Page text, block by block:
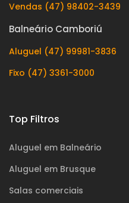
Vendas (47) 98402-3439
Balneário Camboriú
Aluguel (47) 99981-3836
Fixo (47) 3361-3000
Top Filtros
Aluguel em Balneário
Aluguel em Brusque
Salas comerciais